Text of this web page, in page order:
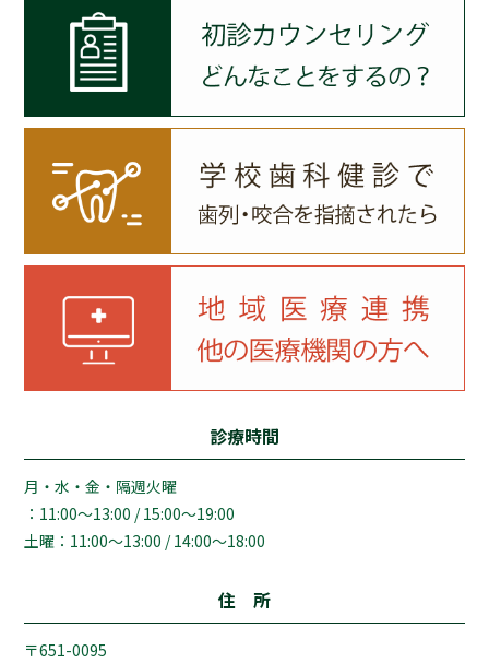
診療時間
月・水・金・隔週火曜
：11:00～13:00 / 15:00～19:00
土曜：11:00～13:00 / 14:00～18:00
住 所
〒651-0095